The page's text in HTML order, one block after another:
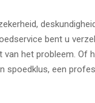
bent u
het probleem. Of
spoedklus, een